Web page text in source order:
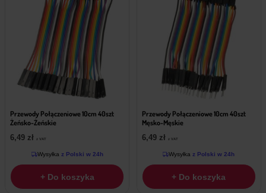
Przewody Połączeniowe 10cm 40szt
Żeńsko-Żeńskie
6,49 zł z VAT
Wysyłka z Polski w 24h
+ Do koszyka
Przewody Połączeniowe 10cm 40szt
Męsko-Męskie
6,49 zł z VAT
Wysyłka z Polski w 24h
+ Do koszyka